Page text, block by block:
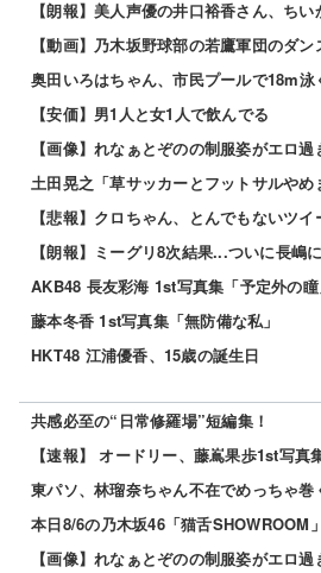
奥田いろはちゃん、市民プールで18m泳
【安価】男1人と女1人で飲んでる
【悲報】クロちゃん、とんでもないツ
【朗報】ミーグリ8次結果...ついに長嶋
AKB48 長友彩海 1st写真集「予定外の瞳
藤本冬香 1st写真集「無防備な私」
HKT48 江浦優香、15歳の誕生日
共感必至の“日常修羅場”短編集！
【速報】 オードリー、藤嶌果歩1st写真
東パソ、林瑠奈ちゃん不在でめっちゃ巻
本日8/6の乃木坂46「猫舌SHOWROOM